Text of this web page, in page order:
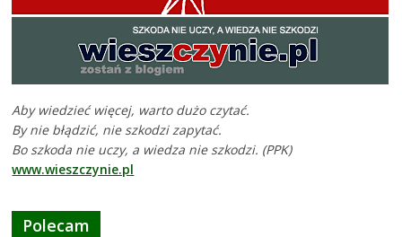
Aby wiedzieć więcej, warto dużo czytać.
By nie błądzić, nie szkodzi zapytać.
Bo szkoda nie uczy, a wiedza nie szkodzi. (PPK)
www.wieszczynie.pl
Polecam